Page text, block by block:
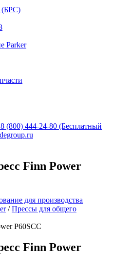
(БРС)
Parker
8 (800) 444-24-80 (Бесплатный
Finn Power
для производства
/Прессы для общего
P60SCC
Finn Power